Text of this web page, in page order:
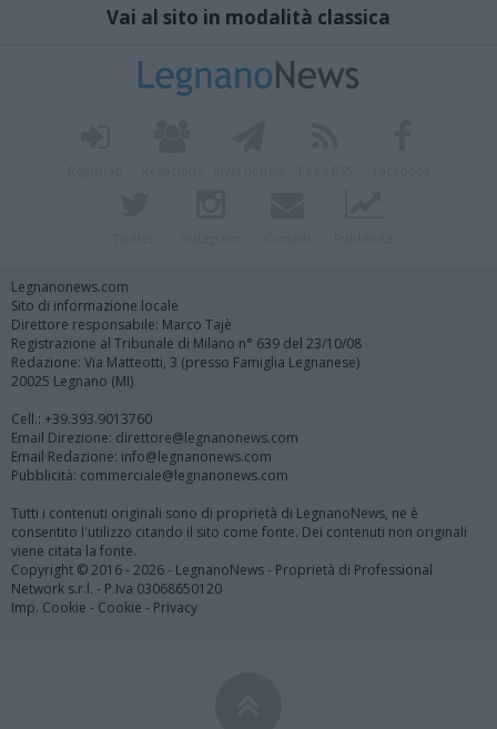
Vai al sito in modalità classica
Legnanonews.com
Sito di informazione locale
Direttore responsabile: Marco Tajè
Registrazione al Tribunale di Milano n° 639 del 23/10/08
Redazione: Via Matteotti, 3 (presso Famiglia Legnanese)
20025 Legnano (MI)
Cell.: +39.393.9013760
Email Direzione: direttore@legnanonews.com
Email Redazione: info@legnanonews.com
Pubblicità: commerciale@legnanonews.com
Tutti i contenuti originali sono di proprietà di LegnanoNews, ne è
consentito l'utilizzo citando il sito come fonte. Dei contenuti non originali
viene citata la fonte.
Copyright © 2016 - 2026 - LegnanoNews - Proprietà di Professional
Network s.r.l. - P.Iva 03068650120
Imp. Cookie - Cookie - Privacy